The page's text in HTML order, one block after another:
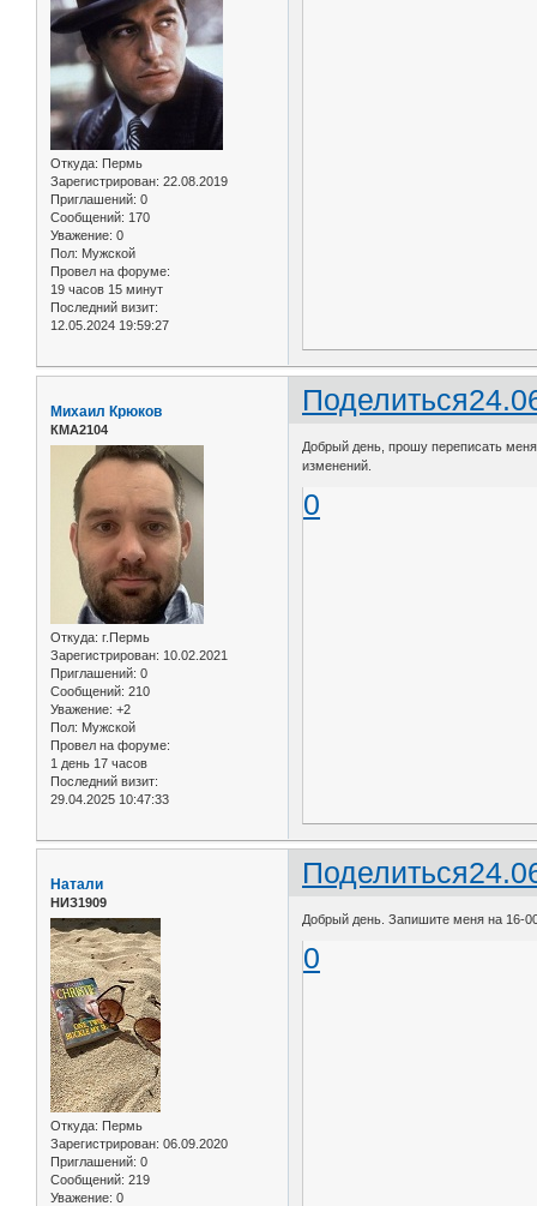
Откуда: Пермь
Зарегистрирован: 22.08.2019
Приглашений: 0
Сообщений: 170
Уважение: 0
Пол: Мужской
Провел на форуме:
19 часов 15 минут
Последний визит:
12.05.2024 19:59:27
Поделиться
Михаил Крюков
КМА2104
Откуда: г.Пермь
Зарегистрирован: 10.02.2021
Приглашений: 0
Сообщений: 210
Уважение: +2
Пол: Мужской
Провел на форуме:
1 день 17 часов
Последний визит:
29.04.2025 10:47:33
Добрый день, прошу переписать
изменений.
0
Поделиться
Натали
НИЗ1909
Откуда: Пермь
Зарегистрирован: 06.09.2020
Приглашений: 0
Сообщений: 219
Уважение: 0
Добрый день. Запишите меня на 16-
0